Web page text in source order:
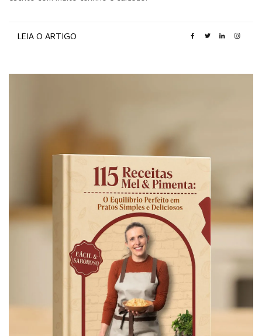
LEIA O ARTIGO